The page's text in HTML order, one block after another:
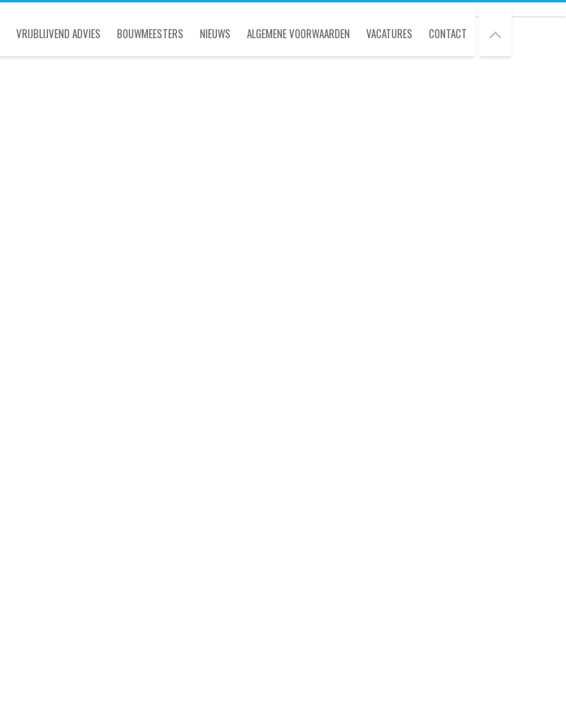
VRIJBLIJVEND ADVIES BOUWMEESTERS NIEUWS ALGEMENE VOORWAARDEN VACATURES CONTACT